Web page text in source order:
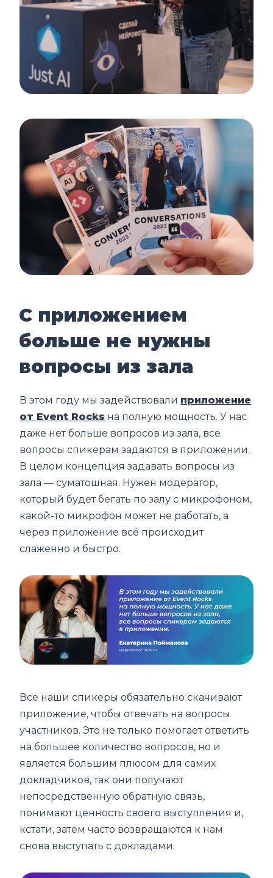
С приложением
больше не нужны
вопросы из зала
В этом году мы задействовали приложение
от Event Rocks на полную мощность. У нас
даже нет больше вопросов из зала, все
вопросы спикерам задаются в приложении.
В целом концепция задавать вопросы из
зала — суматошная. Нужен модератор,
который будет бегать по залу с микрофоном,
какой-то микрофон может не работать, а
через приложение всё происходит
слаженно и быстро.
Все наши спикеры обязательно скачивают
приложение, чтобы отвечать на вопросы
участников. Это не только помогает ответить
на большее количество вопросов, но и
является большим плюсом для самих
докладчиков, так они получают
непосредственную обратную связь,
понимают ценность своего выступления и,
кстати, затем часто возвращаются к нам
снова выступать с докладами.